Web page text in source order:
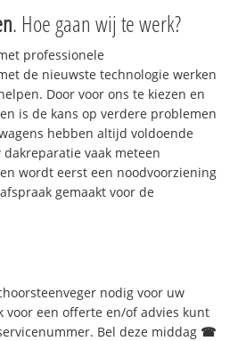
. Hoe gaan wij te werk?
professionele
de nieuwste technologie werken
Door voor ons te kiezen en
is de kans op verdere problemen
hebben altijd voldoende
vaak meteen
wordt eerst een noodvoorziening
gemaakt voor de
nodig voor uw
voor een offerte en/of advies kunt
Bel deze middag ☎